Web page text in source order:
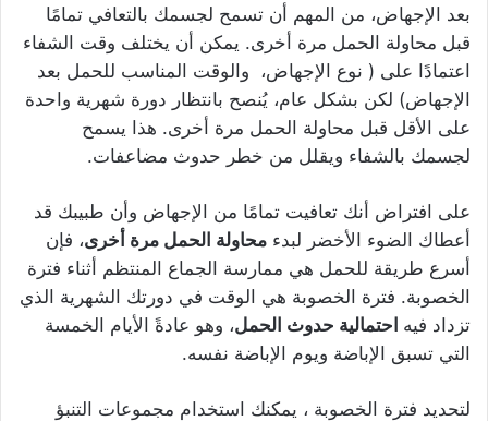
بعد الإجهاض، من المهم أن تسمح لجسمك بالتعافي تمامًا
قبل محاولة الحمل مرة أخرى. يمكن أن يختلف وقت الشفاء
اعتمادًا على ( نوع الإجهاض، والوقت المناسب للحمل بعد
الإجهاض) لكن بشكل عام، يُنصح بانتظار دورة شهرية واحدة
على الأقل قبل محاولة الحمل مرة أخرى. هذا يسمح
لجسمك بالشفاء ويقلل من خطر حدوث مضاعفات.
على افتراض أنك تعافيت تمامًا من الإجهاض وأن طبيبك قد
أعطاك الضوء الأخضر لبدء محاولة الحمل مرة أخرى، فإن
أسرع طريقة للحمل هي ممارسة الجماع المنتظم أثناء فترة
الخصوبة. فترة الخصوبة هي الوقت في دورتك الشهرية الذي
تزداد فيه احتمالية حدوث الحمل، وهو عادةً الأيام الخمسة
التي تسبق الإباضة ويوم الإباضة نفسه.
لتحديد فترة الخصوبة ، يمكنك استخدام مجموعات التنبؤ